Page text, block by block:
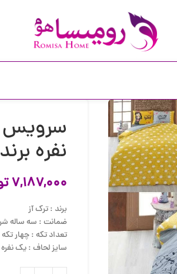
سرویس
نفره برند Turkaz کد 1097
۷,۱۸۷,۰۰۰
برند : ترک آز
ضمانت : سه ساله
تعداد تکه : چهار تکه
سایز لحاف : یک نفره